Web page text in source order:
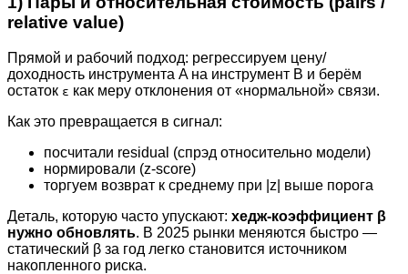
relative value)
Прямой и рабочий подход: регрессируем цену/
доходность инструмента A на инструмент B и берём
остаток ε как меру отклонения от «нормальной» связи.
Как это превращается в сигнал:
посчитали residual (спрэд относительно модели)
нормировали (z-score)
торгуем возврат к среднему при |z| выше порога
Деталь, которую часто упускают: хедж-коэффициент β
нужно обновлять. В 2025 рынки меняются быстро —
статический β за год легко становится источником
накопленного риска.